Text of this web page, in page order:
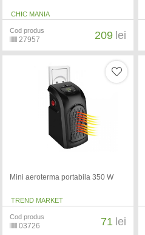
CHIC MANIA
Cod produs
27957 209 lei
Mini aeroterma portabila 350 W
TREND MARKET
Cod produs
03726 71 lei